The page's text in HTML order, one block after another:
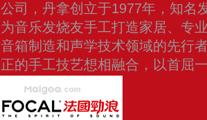
司，丹拿创立于1977年，知名
音乐发烧友手工打造家居、专
箱制造和声学技术领域的先行
的手工技艺想相融合，以首屈